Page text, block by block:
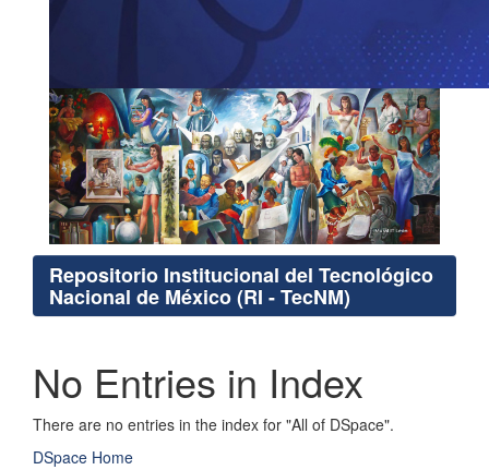
Repositorio Institucional del Tecnológico
Nacional de México (RI - TecNM)
No Entries in Index
There are no entries in the index for "All of DSpace".
DSpace Home